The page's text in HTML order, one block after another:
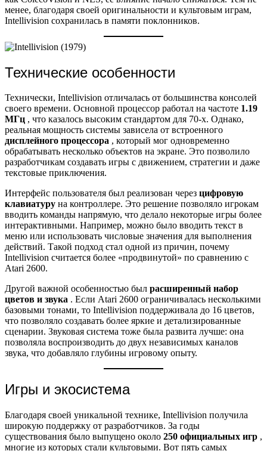
менее, благодаря своей оригинальности и культовым играм,
Intellivision сохранилась в памяти поклонников.
Технические особенности
Технически, Intellivision отличалась от большинства консолей
своего времени. Основной процессор работал на частоте 1.19
МГц , что казалось высоким стандартом для 70-х. Однако,
реальная мощность системы зависела от встроенного
дисплейного процессора , который мог одновременно
обрабатывать несколько объектов на экране. Это позволило
разработчикам создавать игры с движением, стратегии и даже
текстовые приключения.
Интерфейс пользователя был реализован через цифровую
клавиатуру на контроллере. Это решение позволяло игрокам
вводить команды напрямую, что делало некоторые игры более
интерактивными. Например, можно было вводить текст в
меню или использовать числовые значения для выполнения
действий. Такой подход стал одной из причин, почему
Intellivision считается более «продвинутой» по сравнению с
Atari 2600.
Другой важной особенностью был расширенный набор
цветов и звука . Если Atari 2600 ограничивалась несколькими
базовыми тонами, то Intellivision поддерживала до 16 цветов,
что позволяло создавать более яркие и детализированные
сценарии. Звуковая система тоже была развита лучше: она
позволяла воспроизводить до двух независимых каналов
звука, что добавляло глубины игровому опыту.
Игры и экосистема
Благодаря своей уникальной технике, Intellivision получила
широкую поддержку от разработчиков. За годы
существования было выпущено около 250 официальных игр ,
многие из которых стали культовыми. Вот пять самых